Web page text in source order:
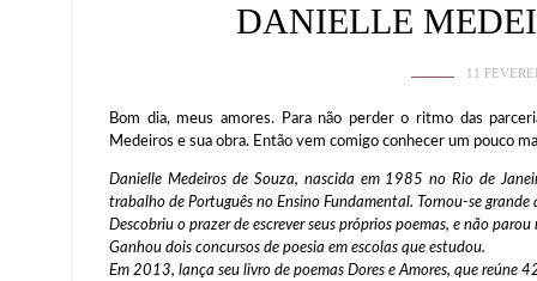
DANIELLE
11
Bom dia, meus amores. Para não perder o ritmo das
Medeiros e sua obra. Então vem comigo conhecer um pouco
Danielle Medeiros de Souza, nascida em 1985 no Rio de
trabalho de Português no Ensino Fundamental. Tornou-se grande
Descobriu o prazer de escrever seus próprios poemas, e não parou
Ganhou dois concursos de poesia em escolas que estudou.
Em 2013, lança seu livro de poemas Dores e Amores, que reúne